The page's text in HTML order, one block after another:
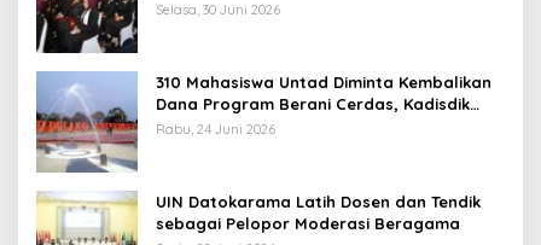
Selasa, 30 Juni 2026
310 Mahasiswa Untad Diminta Kembalikan
Dana Program Berani Cerdas, Kadisdik
Sulteng: Tidak Boleh Terima Beasiswa
Rabu, 24 Juni 2026
UIN Datokarama Latih Dosen dan Tendik
sebagai Pelopor Moderasi Beragama